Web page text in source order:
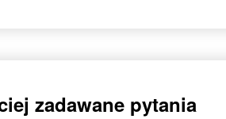
zadawane pytania